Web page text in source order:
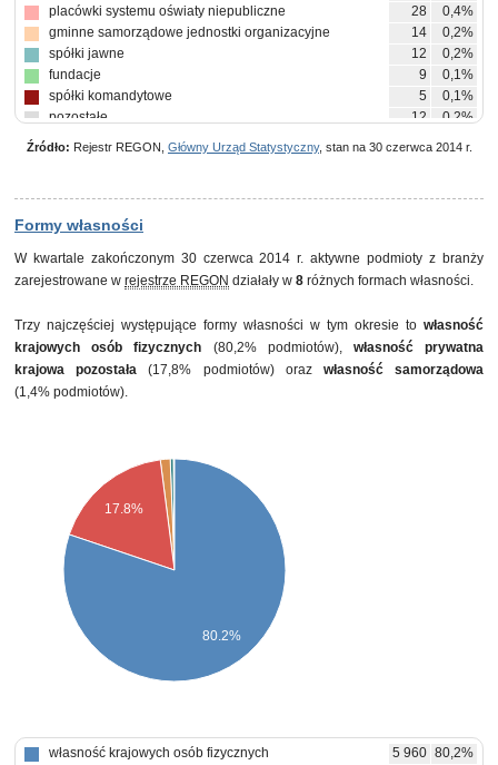
placówki systemu oświaty niepubliczne
28
0,4%
gminne samorządowe jednostki organizacyjne
14
0,2%
spółki jawne
12
0,2%
fundacje
9
0,1%
spółki komandytowe
5
0,1%
pozostałe
12 0,2%
Źródło: Rejestr REGON, Główny Urząd Statystyczny, stan na 30 czerwca 2014 r.
Formy własności
W kwartale zakończonym 30 czerwca 2014 r. aktywne podmioty z branży
zarejestrowane w rejestrze REGON działały w 8 różnych formach własności.
Trzy najczęściej występujące formy własności w tym okresie to własność
krajowych osób fizycznych (80,2% podmiotów), własność prywatna
krajowa pozostała (17,8% podmiotów) oraz własność samorządowa
(1,4% podmiotów).
17.8%
80.2%
własność krajowych osób fizycznych 5 960 80,2%